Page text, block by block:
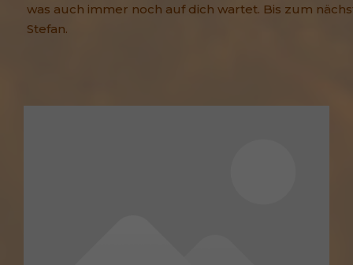
was auch immer noch auf dich wartet. Bis zum
Stefan.